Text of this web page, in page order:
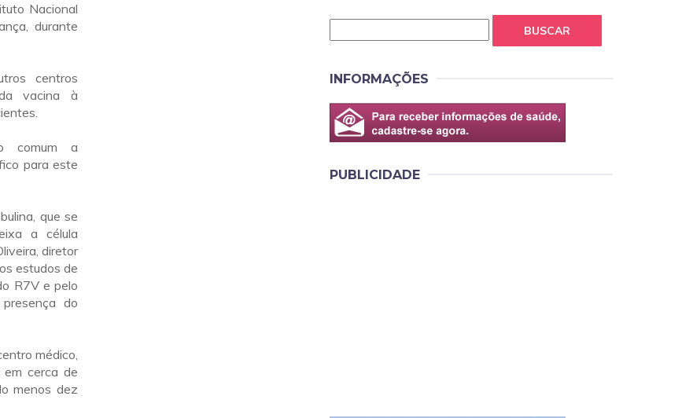
Nacional
durante
centros
vacina à
comum a
para este
que se
a célula
diretor
estudos de
R7V e pelo
do
médico,
cerca de
menos dez
BUSCAR
INFORMAÇÕES
PUBLICIDADE